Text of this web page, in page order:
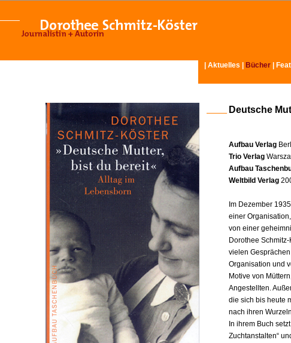
Aktuelles Bücher
Deutsche
Aufbau Verlag
Trio Verlag
Aufbau
Weltbild Verlag
Im Dezember
einer
von einer
Dorothee
vielen
Organisation und
Motive von
Angestellten.
die sich bis heute
nach ihren
In ihrem Buch
Zuchtanstalten“